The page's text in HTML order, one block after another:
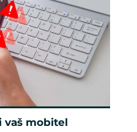
vaš mobitel